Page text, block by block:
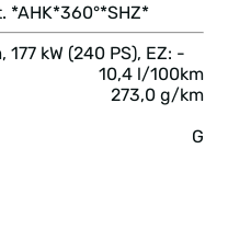
*AHK*360°*SHZ*
kW (240 PS), EZ: -
10,4 l/100km
273,0 g/km
G